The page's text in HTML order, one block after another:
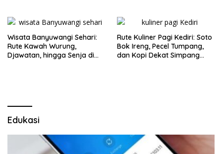
Wisata Banyuwangi Sehari:
Rute Kawah Wurung,
Djawatan, hingga Senja di
Rute Kuliner Pagi Kediri: Soto
Bok Ireng, Pecel Tumpang,
dan Kopi Dekat Simpang
Edukasi